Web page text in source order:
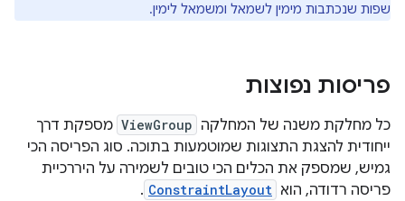
שפות שנכתבות מימין לשמאל ומשמאל לימין.
פריסות נפוצות
כל מחלקת משנה של המחלקה ViewGroup מספקת דרך
ייחודית להצגת התצוגות שמוטמעות בתוכה. סוג הפריסה הכי
גמיש, שמספק את הכלים הכי טובים לשמירה על היררכיית
פריסה רדודה, הוא ConstraintLayout
.